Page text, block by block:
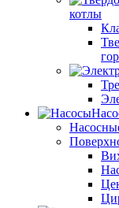
котлы